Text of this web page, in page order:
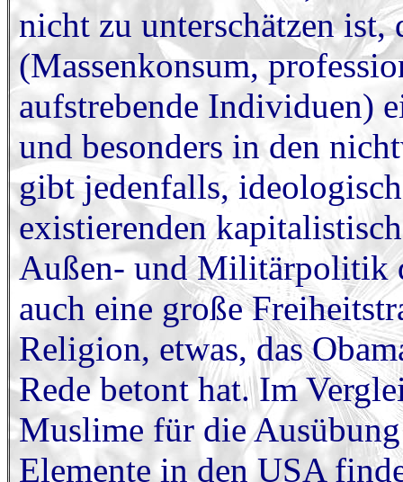
nicht zu unterschätzen ist,
(Massenkonsum,
aufstrebende Individuen)
und besonders in den
gibt jedenfalls,
existierenden
Außen- und Militärpolitik
auch eine große
Religion, etwas, das
Rede betont hat. Im
Muslime für die
Elemente in den USA